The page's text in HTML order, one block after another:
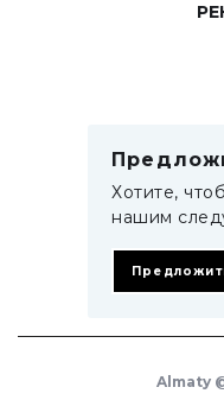
Хотите,
нашим
Almaty